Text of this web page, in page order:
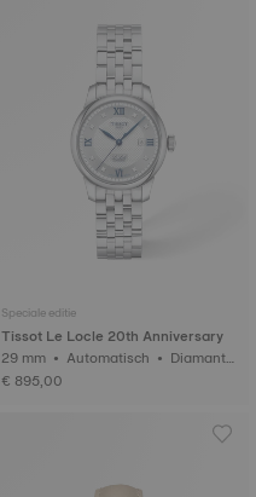
Speciale editie
Tissot Le Locle 20th Anniversary
29 mm • Automatisch • Diamante
n
€ 895,00